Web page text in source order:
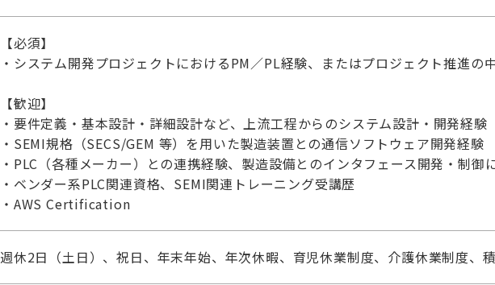
【必須】
・システム開発プロジェクトにおけるPM／PL経験、またはプロジェクト推進の
【歓迎】
・要件定義・基本設計・詳細設計など、上流工程からのシステム設計・開発経験
・SEMI規格（SECS/GEM 等）を用いた製造装置との通信ソフトウェア開発経験
・PLC（各種メーカー）との連携経験、製造設備とのインタフェース開発・制御
・ベンダー系PLC関連資格、SEMI関連トレーニング受講歴
・AWS Certification
週休2日（土日）、祝日、年末年始、年次休暇、育児休業制度、介護休業制度